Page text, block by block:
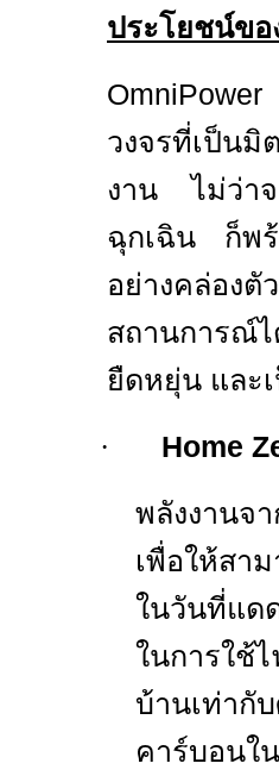
ประโยชน์ข
วงจรที่เป็นมิ
งาน ไม่ว่าจ
ฉุกเฉิน ก็พ
อย่างคล่อง
สถานการณ์
ยืดหยุ่น และ
·
Home
พลังงานจ
เพื่อให้สา
ในวันที่แด
ในการใช้
บ้านเท่า
คาร์บอนใ